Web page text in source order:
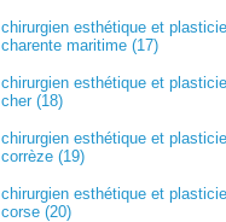
chirurgien esthétique et
charente maritime (17)
chirurgien esthétique et
cher (18)
chirurgien esthétique et
corrèze (19)
chirurgien esthétique et
corse (20)